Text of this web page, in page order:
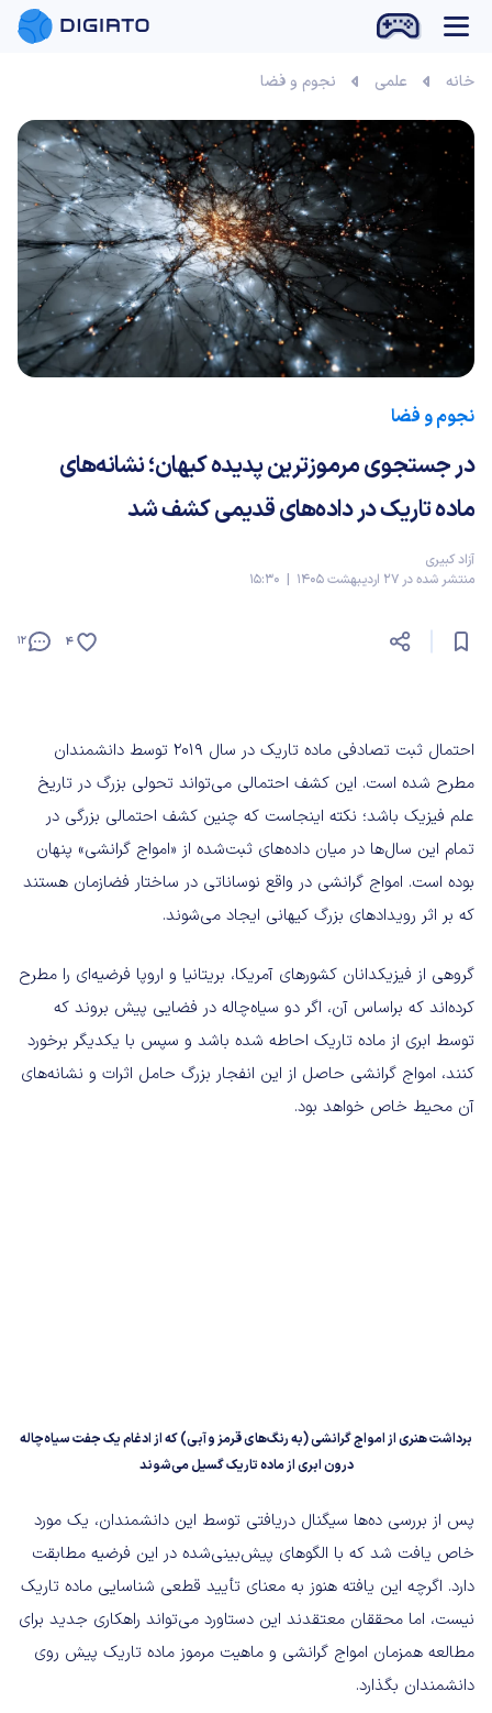
بازی آنلاین
خانه علمی نجوم و فضا
نجوم و فضا
در جستجوی مرموزترین پدیده کیهان؛ نشانه‌های
ماده تاریک در داده‌های قدیمی کشف شد
آزاد کبیری
منتشر شده در 27 اردیبهشت 1405 | 15:30
12 4
احتمال ثبت تصادفی ماده تاریک در سال ۲۰۱۹ توسط دانشمندان
مطرح شده است. این کشف احتمالی می‌تواند تحولی بزرگ در تاریخ
علم فیزیک باشد؛ نکته اینجاست که چنین کشف احتمالی بزرگی در
تمام این سال‌ها در میان داده‌های ثبت‌شده از «امواج گرانشی» پنهان
بوده است. امواج گرانشی در واقع نوساناتی در ساختار فضازمان هستند
که بر اثر رویدادهای بزرگ کیهانی ایجاد می‌شوند.
گروهی از فیزیکدانان کشورهای آمریکا، بریتانیا و اروپا فرضیه‌ای را مطرح
کرده‌اند که براساس آن، اگر دو سیاه‌چاله در فضایی پیش بروند که
توسط ابری از ماده تاریک احاطه شده باشد و سپس با یکدیگر برخورد
کنند، امواج گرانشی حاصل از این انفجار بزرگ حامل اثرات و نشانه‌های
آن محیط خاص خواهد بود.
برداشت هنری از امواج گرانشی (به رنگ‌های قرمز و آبی) که از ادغام یک جفت سیاه‌چاله
درون ابری از ماده تاریک گسیل می‌شوند
پس از بررسی ده‌ها سیگنال دریافتی توسط این دانشمندان، یک مورد
خاص یافت شد که با الگوهای پیش‌بینی‌شده در این فرضیه مطابقت
دارد. اگرچه این یافته هنوز به معنای تأیید قطعی شناسایی ماده تاریک
نیست، اما محققان معتقدند این دستاورد می‌تواند راهکاری جدید برای
مطالعه همزمان امواج گرانشی و ماهیت مرموز ماده تاریک پیش روی
دانشمندان بگذارد.